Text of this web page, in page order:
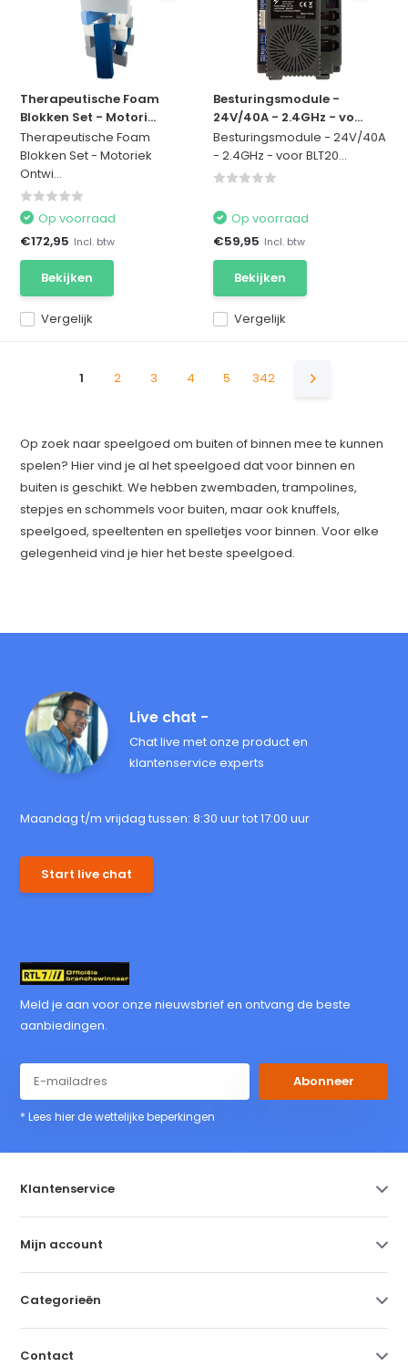
Therapeutische Foam
Blokken Set - Motori...
Therapeutische Foam
Blokken Set - Motoriek
Ontwi...
Vergelijk
Op voorraad
€172,95 Incl. btw
Bekijken
Besturingsmodule -
24V/40A - 2.4GHz - vo...
Besturingsmodule - 24V/40A
- 2.4GHz - voor BLT20...
Vergelijk
Op voorraad
€59,95 Incl. btw
Bekijken
1 2 3 4 5 342
Op zoek naar speelgoed om buiten of binnen mee te kunnen
spelen? Hier vind je al het speelgoed dat voor binnen en
buiten is geschikt. We hebben zwembaden, trampolines,
stepjes en schommels voor buiten, maar ook knuffels,
speelgoed, speeltenten en spelletjes voor binnen. Voor elke
gelegenheid vind je hier het beste speelgoed.
Live chat -
Chat live met onze product en
klantenservice experts
Maandag t/m vrijdag tussen: 8:30 uur tot 17:00 uur
Start live chat
Meld je aan voor onze nieuwsbrief en ontvang de beste
aanbiedingen.
Abonneer
* Lees hier de wettelijke beperkingen
Klantenservice
Mijn account
Categorieën
Contact